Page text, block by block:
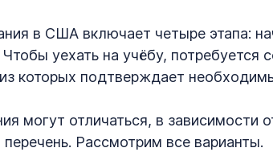
в США включает четыре этапа:
уехать на учёбу, потребуется
которых подтверждает
могут отличаться, в зависимости
Рассмотрим все варианты.